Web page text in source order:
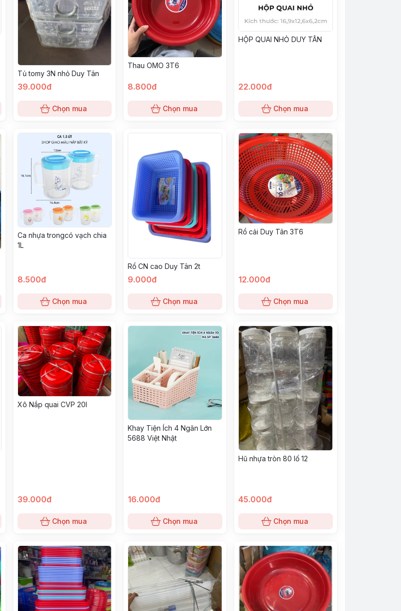
Tủ tomy 3N nhỏ Duy Tân
39.000đ
Chọn mua
Thau OMO 3T6
8.800đ
Chọn mua
HỘP QUAI NHỎ DUY TÂN
22.000đ
Chọn mua
Ca nhựa trongcó vạch chia
1L
8.500đ
Chọn mua
Rổ CN cao Duy Tân 2t
9.000đ
Chọn mua
Rổ cải Duy Tân 3T6
12.000đ
Chọn mua
Xô Nắp quai CVP 20l
39.000đ
Chọn mua
Khay Tiện Ích 4 Ngăn Lớn
5688 Việt Nhật
16.000đ
Chọn mua
Hũ nhựa tròn 80 lố 12
45.000đ
Chọn mua